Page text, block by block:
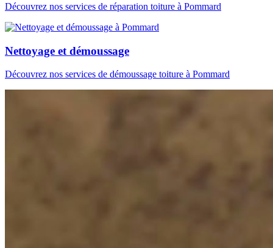
Découvrez nos services de réparation toiture à Pommard
Nettoyage et démoussage
Découvrez nos services de démoussage toiture à Pommard